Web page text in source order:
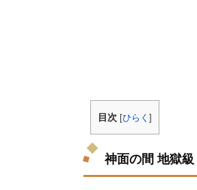
目次 [ひらく ]
神面の間 地獄級